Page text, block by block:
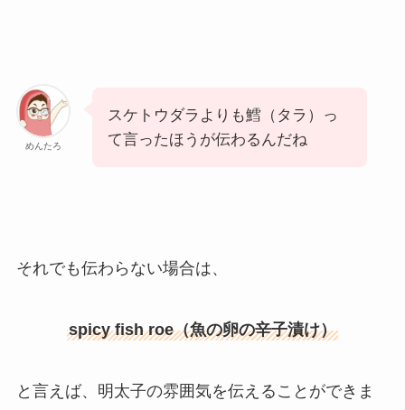
めんたろ
スケトウダラよりも鱈（タラ）っ
て言ったほうが伝わるんだね
それでも伝わらない場合は、
spicy fish roe（魚の卵の辛子漬け）
と言えば、明太子の雰囲気を伝えることができま